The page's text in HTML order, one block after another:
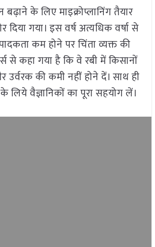
के लिए माइक्रोप्लानिंग तैयार
दिया गया। इस वर्ष अत्यधिक वर्षा से
कम होने पर चिंता व्यक्त की
से कहा गया है कि वे रबी में किसानों
की कमी नहीं होने दें। साथ ही
लिये वैज्ञानिकों का पूरा सहयोग लें।